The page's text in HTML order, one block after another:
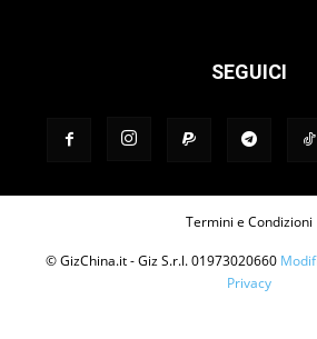
SEGUICI
Termini e Condizioni
© GizChina.it - Giz S.r.l. 01973020660
Privacy